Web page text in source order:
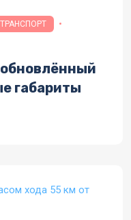
габариты